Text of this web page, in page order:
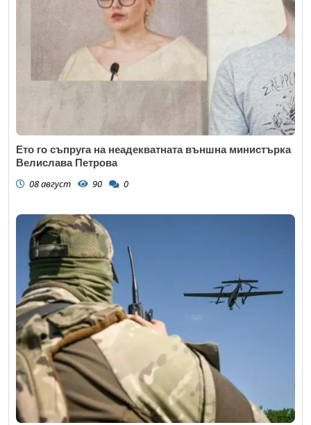
Ето го съпруга на неадекватната външна министърка
Велислава Петрова
08 август 90 0